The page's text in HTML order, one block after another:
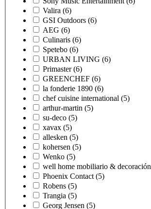
Valira (6)
GSI Outdoors (6)
AEG (6)
Culinaris (6)
Spetebo (6)
URBAN LIVING (6)
Primaster (6)
GREENCHEF (6)
la fonderie 1890 (6)
chef cuisine international (5)
arthur-martin (5)
su-deco (5)
xavax (5)
allesken (5)
kohersen (5)
Wenko (5)
well home mobiliario & decoración
Phoenix Contact (5)
Robens (5)
Trangia (5)
Georg Jensen (5)